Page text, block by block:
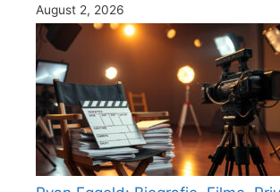
August 2, 2026